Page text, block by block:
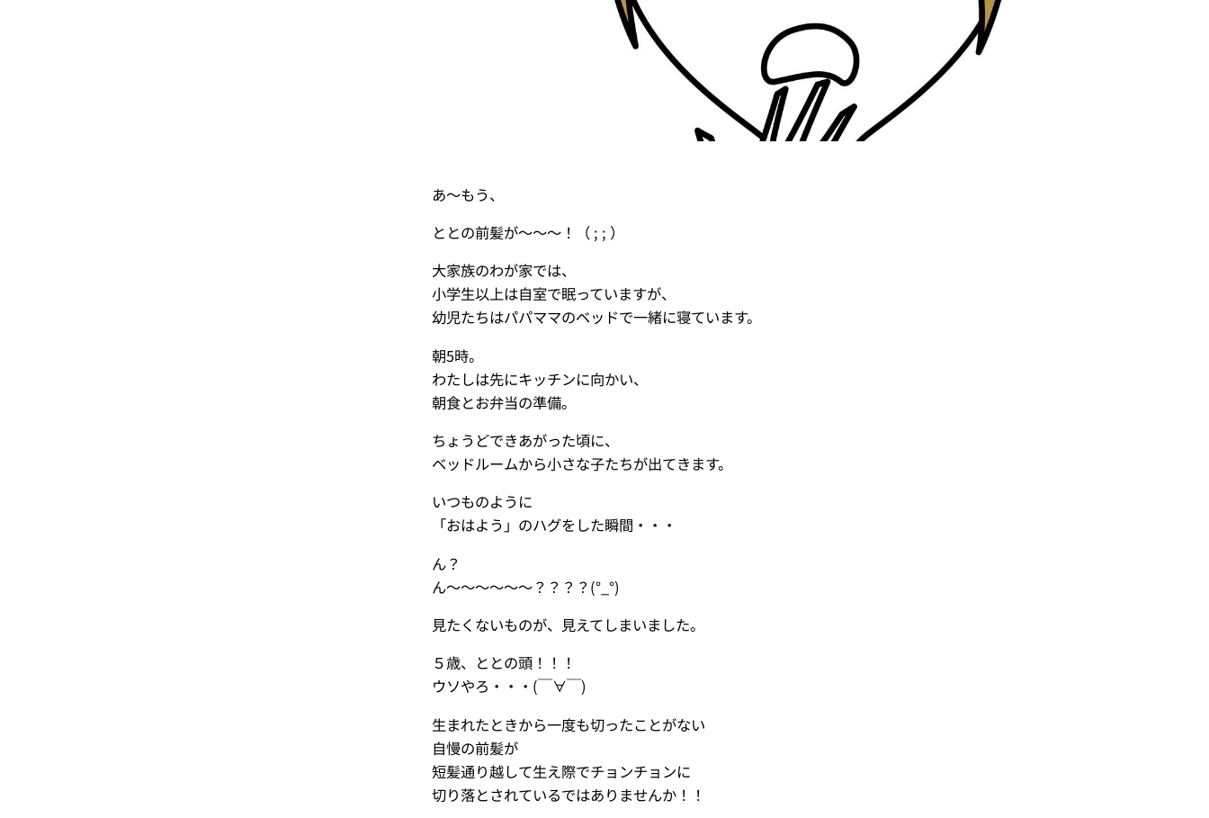
あ〜もう、
ととの前髪が〜〜〜！（ ; ; ）
大家族のわが家では、
小学生以上は自室で眠っていますが、
幼児たちはパパママのベッドで一緒に寝ています。
朝5時。
わたしは先にキッチンに向かい、
朝食とお弁当の準備。
ちょうどできあがった頃に、
ベッドルームから小さな子たちが出てきます。
いつものように
「おはよう」のハグをした瞬間・・・
ん？
ん〜〜〜〜〜〜？？？？(°_°)
見たくないものが、見えてしまいました。
５歳、ととの頭！！！
ウソやろ・・・(￣∀￣)
生まれたときから一度も切ったことがない
自慢の前髪が
短髪通り越して生え際でチョンチョンに
切り落とされているではありませんか！！